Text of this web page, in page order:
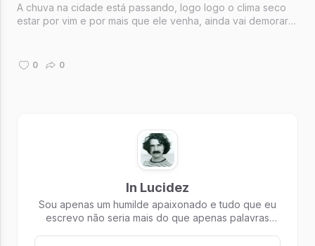
A chuva na cidade está passando, logo logo o clima seco
estar por vim e por mais que ele venha, ainda vai demorar
0 0
In Lucidez
Sou apenas um humilde apaixonado e tudo que eu
escrevo não seria mais do que apenas palavras